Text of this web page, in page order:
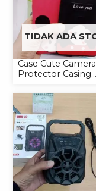
TIDAK ADA
Case Cute Camera
Protector Casing